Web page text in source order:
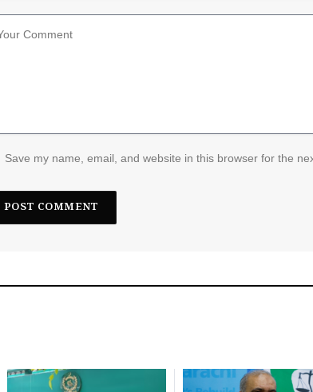
Save my name, email, and website in this browser for the